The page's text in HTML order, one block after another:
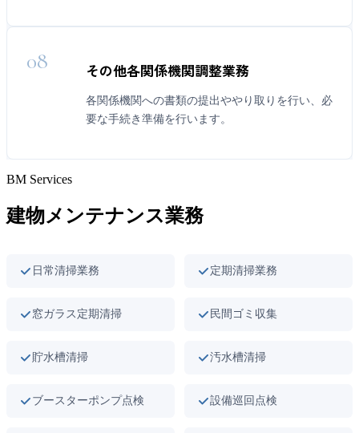
08 その他各関係機関調整業務
各関係機関への書類の提出ややり取りを行い、必
要な手続き準備を行います。
BM Services
建物メンテナンス業務
日常清掃業務 定期清掃業務
窓ガラス定期清掃 民間ゴミ収集
貯水槽清掃 汚水槽清掃
ブースターポンプ点検 設備巡回点検